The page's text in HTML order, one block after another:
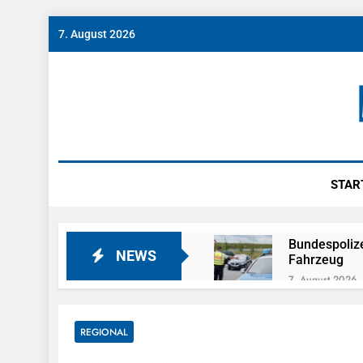
7. August 2026
NEWS
Fahrzeug
7. August 2026
REGIONAL